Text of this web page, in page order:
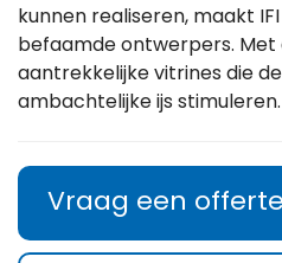
kunnen realiseren, maakt
befaamde ontwerpers. Met
aantrekkelijke vitrines die
ambachtelijke ijs stimuleren.
Vraag een